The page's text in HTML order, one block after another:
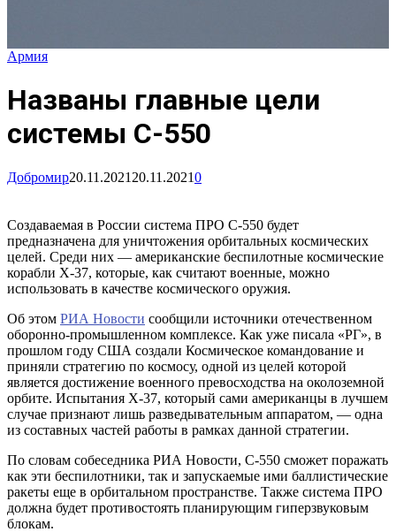
Армия
Названы главные цели
системы С-550
Добромир20.11.2021 20.11.20210
Создаваемая в России система ПРО С-550 будет
предназначена для уничтожения орбитальных космических
целей. Среди них — американские беспилотные космические
корабли X-37, которые, как считают военные, можно
использовать в качестве космического оружия.
Об этом РИА Новости сообщили источники отечественном
оборонно-промышленном комплексе. Как уже писала «РГ», в
прошлом году США создали Космическое командование и
приняли стратегию по космосу, одной из целей которой
является достижение военного превосходства на околоземной
орбите. Испытания X-37, который сами американцы в лучшем
случае признают лишь разведывательным аппаратом, — одна
из составных частей работы в рамках данной стратегии.
По словам собеседника РИА Новости, С-550 сможет поражать
как эти беспилотники, так и запускаемые ими баллистические
ракеты еще в орбитальном пространстве. Также система ПРО
должна будет противостоять планирующим гиперзвуковым
блокам.